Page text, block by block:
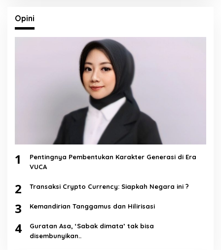
Opini
1
Pentingnya Pembentukan Karakter Generasi di Era
VUCA
2 Transaksi Crypto Currency: Siapkah Negara ini ?
3 Kemandirian Tanggamus dan Hilirisasi
4
Guratan Asa, ‘Sabak dimata’ tak bisa
disembunyikan..